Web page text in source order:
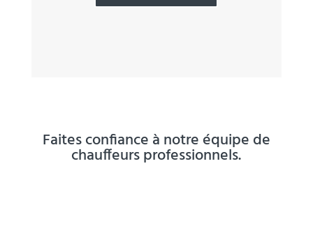
Faites confiance à notre équipe de
chauffeurs professionnels.